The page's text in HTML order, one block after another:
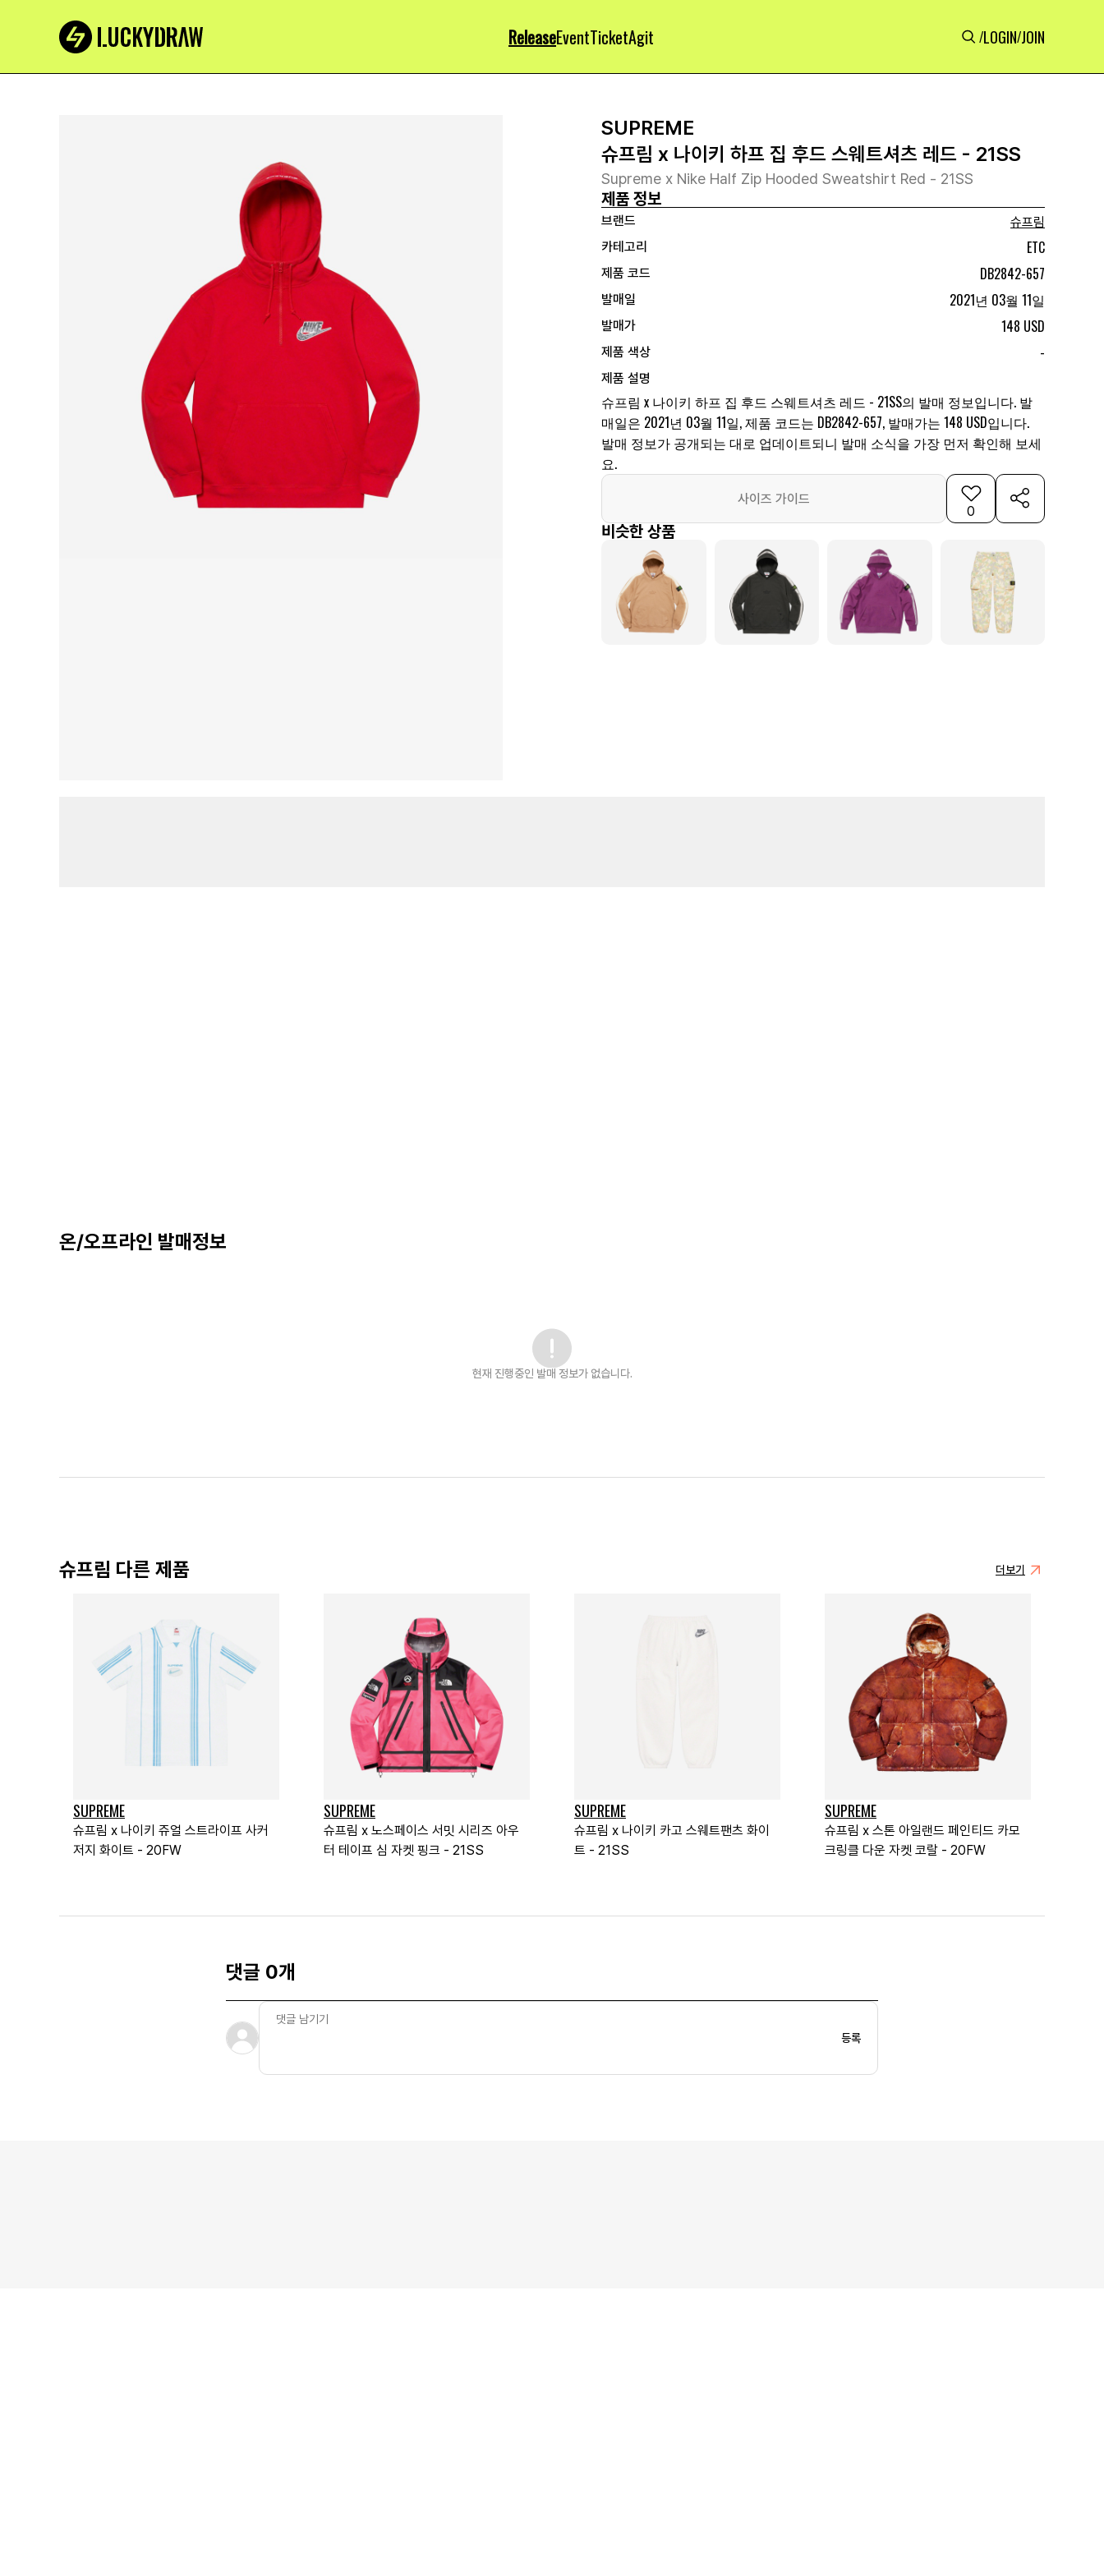
ReleaseEventTicketAgit /LOGIN/JOIN
SUPREME
슈프림 x 나이키 하프 집 후드 스웨트셔츠 레드 - 21SS
Supreme x Nike Half Zip Hooded Sweatshirt Red - 21SS
제품 정보
브랜드
슈프림
카테고리
ETC
제품 코드 DB2842-657
발매일 2021년 03월 11일
발매가 148 USD
제품 색상 -
제품 설명
슈프림 x 나이키 하프 집 후드 스웨트셔츠 레드 - 21SS의 발매 정보입니다. 발
매일은 2021년 03월 11일, 제품 코드는 DB2842-657, 발매가는 148 USD입니다.
발매 정보가 공개되는 대로 업데이트되니 발매 소식을 가장 먼저 확인해 보세
요.
사이즈 가이드
0
비슷한 상품
온/오프라인 발매정보
현재 진행중인 발매 정보가 없습니다.
슈프림 다른 제품 더보기
SUPREME
슈프림 x 나이키 쥬얼 스트라이프 사커
저지 화이트 - 20FW
SUPREME
슈프림 x 노스페이스 서밋 시리즈 아우
터 테이프 심 자켓 핑크 - 21SS
SUPREME
슈프림 x 나이키 카고 스웨트팬츠 화이
트 - 21SS
SUPREME
슈프림 x 스톤 아일랜드 페인티드 카모
크링클 다운 자켓 코랄 - 20FW
댓글 0개
등록